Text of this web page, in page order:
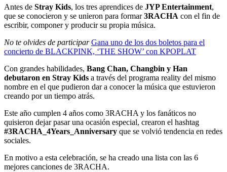
Antes de Stray Kids, los tres aprendices de JYP Entertainment,
que se conocieron y se unieron para formar3RACHA con el fin de
escribir, componer y producir su propia música.
No te olvides de participarGana uno de los dos boletos para el
concierto de BLACKPINK, ‘THE SHOW’ con KPOPLAT
Con grandes habilidades, Bang Chan, Changbin y Han
debutaron en Stray Kids a través del programa reality del mismo
nombre en el que pudieron dar a conocer la música que estuvieron
creando por un tiempo atrás.
Este año cumplen 4 años como 3RACHA y los fanáticos no
quisieron dejar pasar una ocasión especial, crearon el hashtag
#3RACHA_4Years_Anniversary que se volvió tendencia en redes
sociales.
En motivo a esta celebración, se ha creado una lista con las 6
mejores canciones de 3RACHA.